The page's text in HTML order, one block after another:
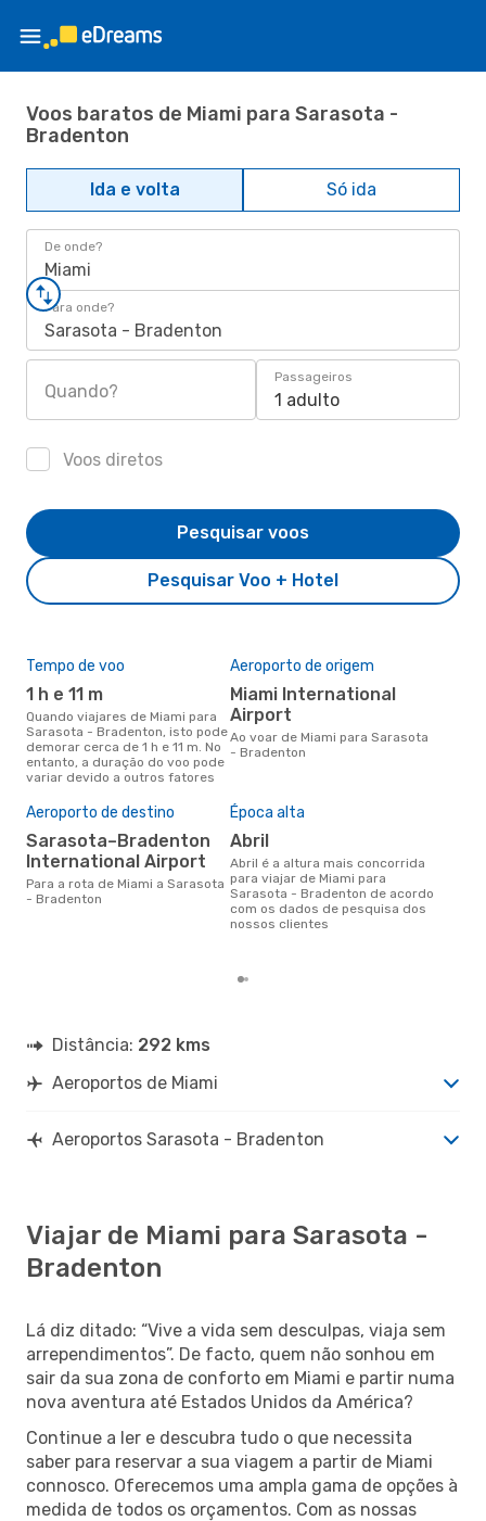
Voos baratos de Miami para Sarasota -
Bradenton
Ida e volta Só ida
De onde?
Miami
Para onde?
Sarasota - Bradenton
Quando?
Passageiros
1 adulto
Voos diretos
Pesquisar Voo + Hotel
Pesquisar voos
Tempo de voo
1 h e 11 m
Quando viajares de Miami para
Sarasota - Bradenton, isto pode
demorar cerca de 1 h e 11 m. No
entanto, a duração do voo pode
variar devido a outros fatores
Aeroporto de origem
Miami International
Airport
Ao voar de Miami para Sarasota
- Bradenton
Aeroporto de destino
Sarasota–Bradenton
International Airport
Para a rota de Miami a Sarasota
- Bradenton
Época alta
abril
abril é a altura mais concorrida
para viajar de Miami para
Sarasota - Bradenton de acordo
com os dados de pesquisa dos
nossos clientes
Distância: 292 kms
Aeroportos de Miami
Aeroportos Sarasota - Bradenton
Viajar de Miami para Sarasota -
Bradenton
Lá diz ditado: “Vive a vida sem desculpas, viaja sem
arrependimentos”. De facto, quem não sonhou em
sair da sua zona de conforto em Miami e partir numa
nova aventura até Estados Unidos da América?
Continue a ler e descubra tudo o que necessita
saber para reservar a sua viagem a partir de Miami
connosco. Oferecemos uma ampla gama de opções à
medida de todos os orçamentos. Com as nossas